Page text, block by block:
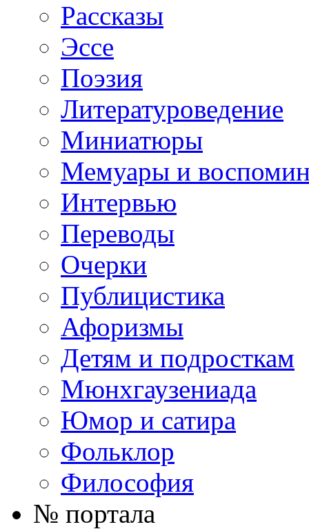
Рассказы
Эссе
Поэзия
Литературоведение
Миниатюры
Мемуары и
Интервью
Переводы
Очерки
Публицистика
Афоризмы
Детям и подросткам
Мюнхгаузениада
Юмор и сатира
Фольклор
Философия
№ портала